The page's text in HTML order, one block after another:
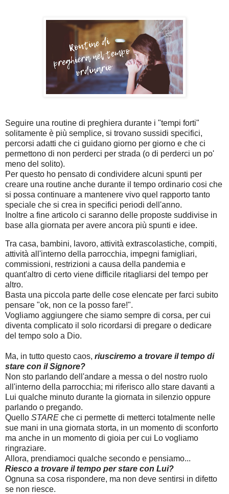
Seguire una routine di preghiera durante i "tempi forti"
solitamente è più semplice, si trovano sussidi specifici,
percorsi adatti che ci guidano giorno per giorno e che ci
permettono di non perderci per strada (o di perderci un po'
meno del solito).
Per questo ho pensato di condividere alcuni spunti per
creare una routine anche durante il tempo ordinario cosi che
si possa continuare a mantenere vivo quel rapporto tanto
speciale che si crea in specifici periodi dell'anno.
Inoltre a fine articolo ci saranno delle proposte suddivise in
base alla giornata per avere ancora più spunti e idee.
Tra casa, bambini, lavoro, attività extrascolastiche, compiti,
attività all'interno della parrocchia, impegni famigliari,
commissioni, restrizioni a causa della pandemia e
quant'altro di certo viene difficile ritagliarsi del tempo per
altro.
Basta una piccola parte delle cose elencate per farci subito
pensare "ok, non ce la posso fare!".
Vogliamo aggiungere che siamo sempre di corsa, per cui
diventa complicato il solo ricordarsi di pregare o dedicare
del tempo solo a Dio.
Ma, in tutto questo caos, riusciremo a trovare il tempo di
stare con il Signore?
Non sto parlando dell'andare a messa o del nostro ruolo
all'interno della parrocchia; mi riferisco allo stare davanti a
Lui qualche minuto durante la giornata in silenzio oppure
parlando o pregando.
Quello STARE che ci permette di metterci totalmente nelle
sue mani in una giornata storta, in un momento di sconforto
ma anche in un momento di gioia per cui Lo vogliamo
ringraziare.
Allora, prendiamoci qualche secondo e pensiamo...
Riesco a trovare il tempo per stare con Lui?
Ognuna sa cosa rispondere, ma non deve sentirsi in difetto
se non riesce.